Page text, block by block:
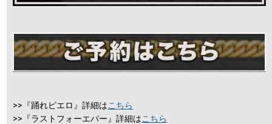
>>『踊れピエロ』詳細はこちら
>>『ラストフォーエバー』詳細はこちら